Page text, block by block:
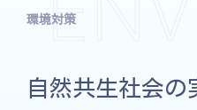
環境対策
自然共生社会の